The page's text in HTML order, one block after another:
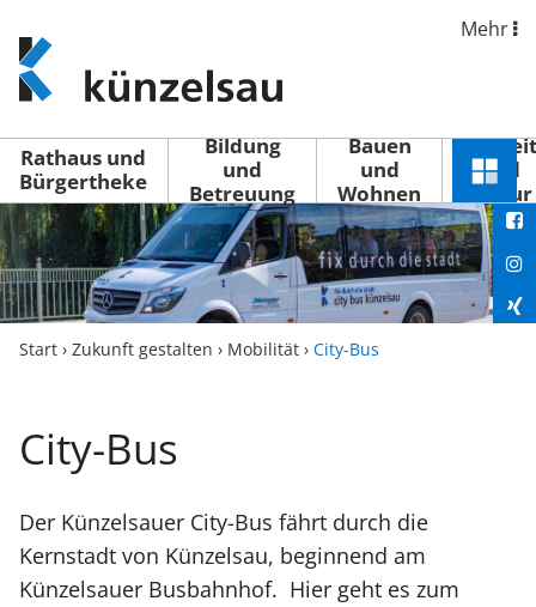
www.kuenzelsau.de
(zur
Startseite)
Mehr
Rathaus und
Bürgertheke
Bildung
und
Betreuung
Bauen
und
Wohnen
Freizeit
und
Kultur
Menü
Start › Zukunft gestalten › Mobilität › City-Bus
City-Bus
Der Künzelsauer City-Bus fährt durch die
Kernstadt von Künzelsau, beginnend am
Künzelsauer Busbahnhof. Hier geht es zum